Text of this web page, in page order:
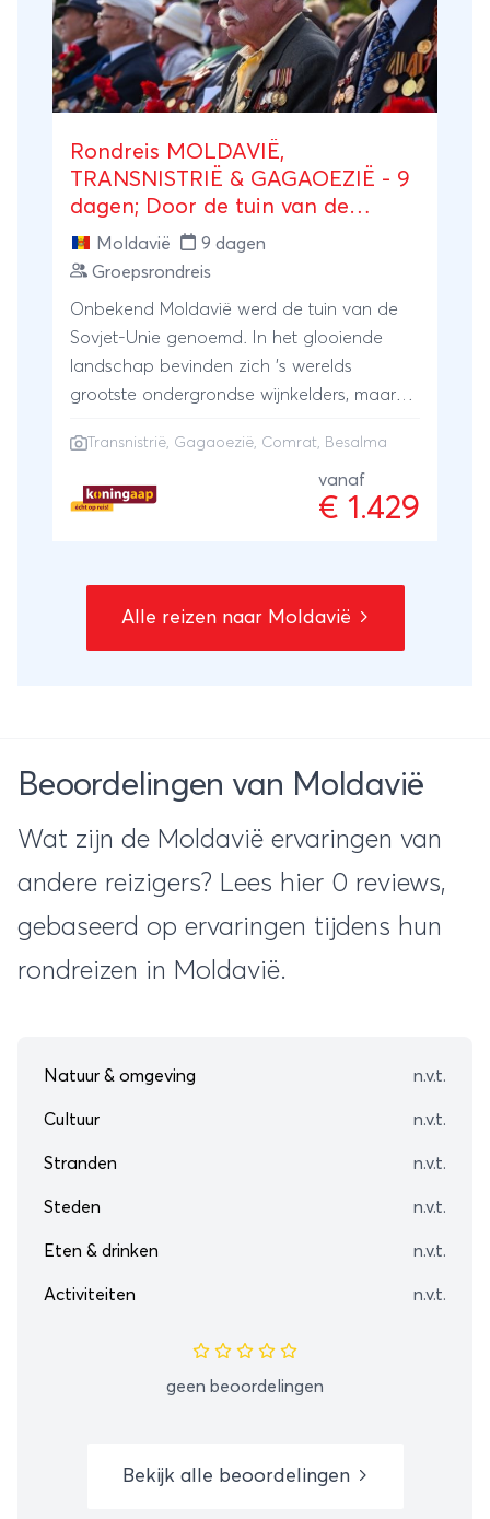
Rondreis MOLDAVIË,
TRANSNISTRIË & GAGAOEZIË - 9
dagen; Door de tuin van de
Sovjet-Unie
Moldavië
9 dagen
Groepsrondreis
Onbekend Moldavië werd de tuin van de
Sovjet-Unie genoemd. In het glooiende
landschap bevinden zich ’s werelds
grootste ondergrondse wijnkelders, maar
kastelen en kloosters. Het éénzijdig
onafhankelijk verklaarde Transnistrië wordt
als republiek door bijna niemand erkend en
dit een bijzondere bestemming. De
autonome regio Gagaoezië en haar
Transnistrië, Gagaoezië, Comrat, Besalma
vanaf
€ 1.429
Alle reizen naar Moldavië
Beoordelingen van Moldavië
Wat zijn de Moldavië ervaringen van
andere reizigers? Lees hier 0 reviews,
gebaseerd op ervaringen tijdens hun
rondreizen in Moldavië.
Natuur & omgeving n.v.t.
Cultuur n.v.t.
Stranden n.v.t.
Steden n.v.t.
Eten & drinken n.v.t.
Activiteiten n.v.t.
geen beoordelingen
Bekijk alle beoordelingen